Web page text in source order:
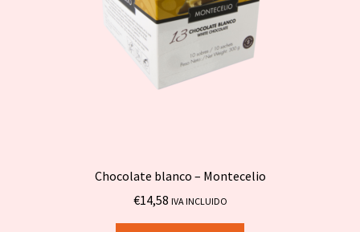
Chocolate blanco – Montecelio
€14,58 IVA INCLUIDO